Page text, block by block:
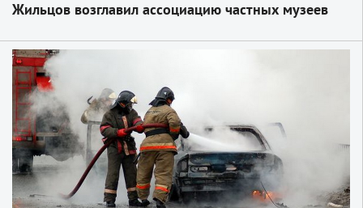
Жильцов возглавил ассоциацию частных музеев
1